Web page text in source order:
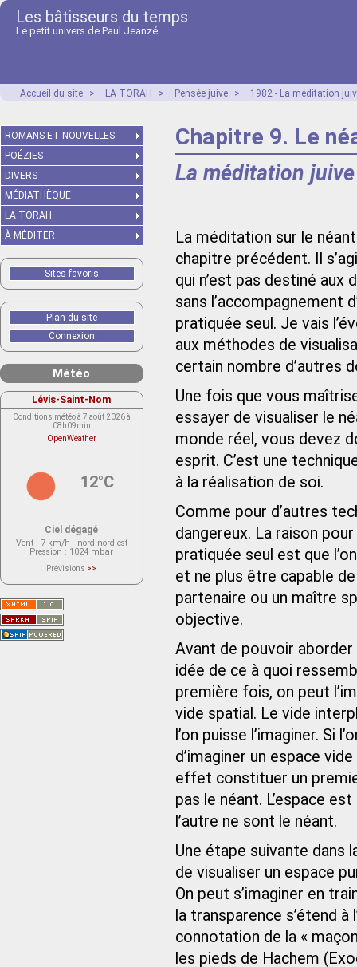
Les bâtisseurs du temps
Le petit univers de Paul Jeanzé
Accueil du site > LA TORAH > Pensée juive > 1982 - La méditation
Chapitre 9. Le
La méditation juive
La méditation sur le
chapitre précédent. Il
qui n’est pas destiné aux
sans l’accompagnement
pratiquée seul. Je vais
aux méthodes de
certain nombre d’autres
Une fois que vous
essayer de visualiser le
monde réel, vous devez
esprit. C’est une
à la réalisation de soi.
Comme pour d’autres
dangereux. La raison
pratiquée seul est que
et ne plus être capable
partenaire ou un maître
objective.
Avant de pouvoir
idée de ce à quoi
première fois, on peut
vide spatial. Le vide
l’on puisse l’imaginer. Si
d’imaginer un espace
effet constituer un
pas le néant. L’espace
l’autre ne sont le néant.
Une étape suivante dans
de visualiser un espace
On peut s’imaginer en
la transparence s’étend
connotation de la «
les pieds de Hachem
ROMANS ET NOUVELLES
POÉZIES
DIVERS
MÉDIATHÈQUE
LA TORAH
À MÉDITER
Sites favoris
Plan du site
Connexion
Météo
Lévis-Saint-Nom
Conditions météo à 7 août 2026 à
08h09min
OpenWeather
12°C
Ciel dégagé
Vent : 7 km/h - nord nord-est
Pression : 1024 mbar
Prévisions >>
actuellement aucune prévision
Saint-Nom.
Veuillez consulter le message du
service ci-dessous.
(401 - Invalid API key. Please see
https://openweathermap.org/faq#error401